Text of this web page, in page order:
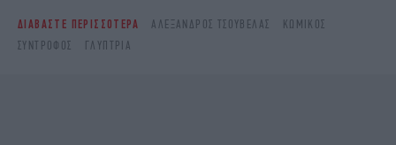
ΔΙΑΒΑΣΤΕ ΠΕΡΙΣΣΟΤΕΡΑ ΑΛΕΞΑΝΔΡΟΣ ΤΣΟΥΒΕΛΑΣ
ΚΩΜΙΚΌΣ
ΣΎΝΤΡΟΦΟΣ
ΓΛΎΠΤΡΙΑ